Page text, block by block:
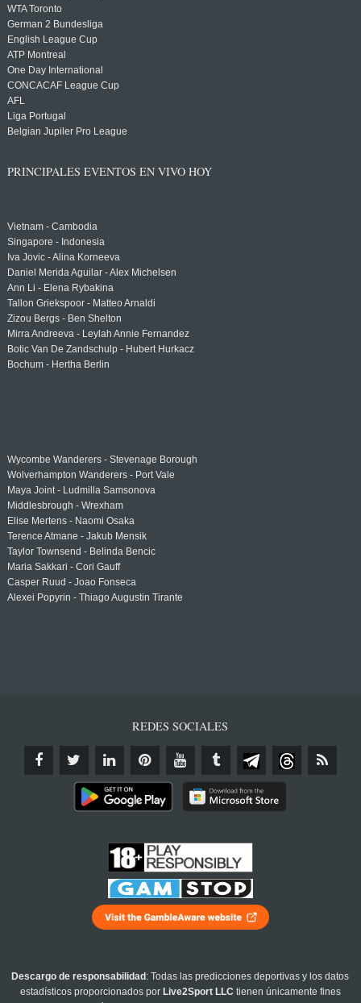
WTA Toronto
German 2 Bundesliga
English League Cup
ATP Montreal
One Day International
CONCACAF League Cup
AFL
Liga Portugal
Belgian Jupiler Pro League
PRINCIPALES EVENTOS EN VIVO HOY
Vietnam - Cambodia
Singapore - Indonesia
Iva Jovic - Alina Korneeva
Daniel Merida Aguilar - Alex Michelsen
Ann Li - Elena Rybakina
Tallon Griekspoor - Matteo Arnaldi
Zizou Bergs - Ben Shelton
Mirra Andreeva - Leylah Annie Fernandez
Botic Van De Zandschulp - Hubert Hurkacz
Bochum - Hertha Berlin
Wycombe Wanderers - Stevenage Borough
Wolverhampton Wanderers - Port Vale
Maya Joint - Ludmilla Samsonova
Middlesbrough - Wrexham
Elise Mertens - Naomi Osaka
Terence Atmane - Jakub Mensik
Taylor Townsend - Belinda Bencic
Maria Sakkari - Cori Gauff
Casper Ruud - Joao Fonseca
Alexei Popyrin - Thiago Augustin Tirante
REDES SOCIALES
Descargo de responsabilidad : Todas las predicciones deportivas y los datos
estadísticos proporcionados por Live2Sport LLC tienen únicamente fines